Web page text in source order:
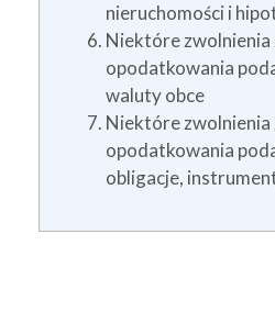
nieruchomości i
Niektóre zwolnienia
opodatkowania
waluty obce
Niektóre zwolnienia
opodatkowania
obligacje,